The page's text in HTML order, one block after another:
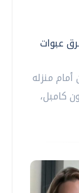
عبوات
منزله
كامبل،